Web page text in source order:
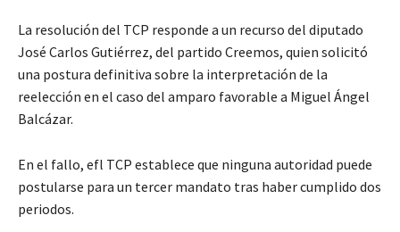
La resolución del TCP responde a un recurso del diputado
José Carlos Gutiérrez, del partido Creemos, quien solicitó
una postura definitiva sobre la interpretación de la
reelección en el caso del amparo favorable a Miguel Ángel
Balcázar.
En el fallo, efl TCP establece que ninguna autoridad puede
postularse para un tercer mandato tras haber cumplido dos
periodos.